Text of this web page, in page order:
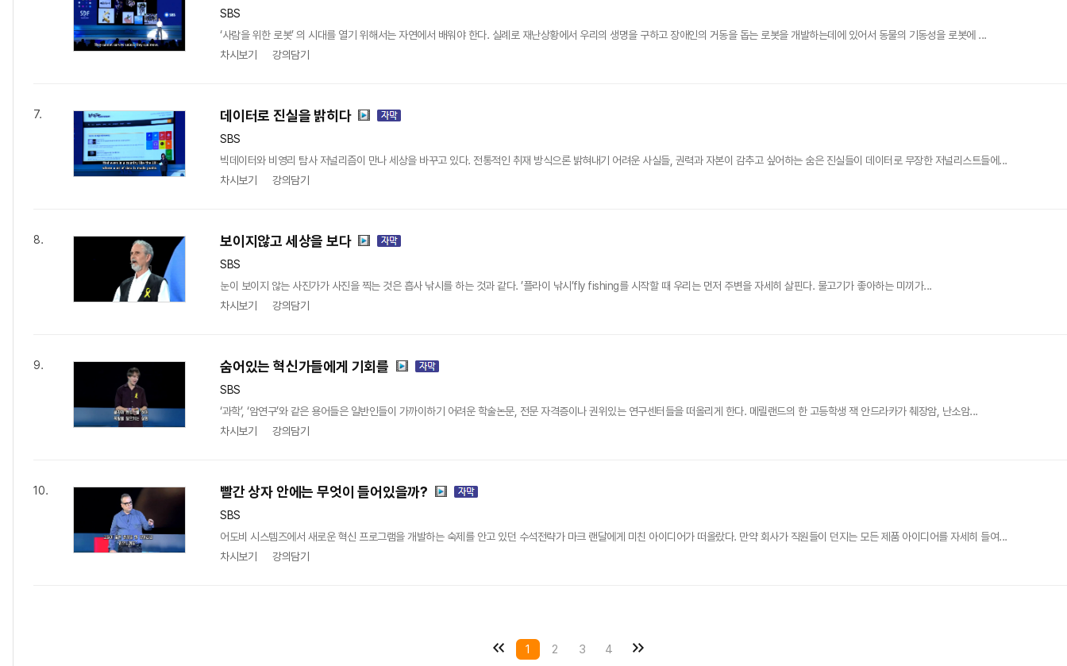
SBS
‘사람을 위한 로봇’ 의 시대를 열기 위해서는 자연에서 배워야 한다. 실례로 재난상황에서 우리의 생명을 구하고 장애인의 거동을 돕는 로봇을 개발하는데에 있어서 동물의 기동성을 로봇에 ...
차시보기
강의담기
7. 데이터로 진실을 밝히다
SBS
빅데이터와 비영리 탐사 저널리즘이 만나 세상을 바꾸고 있다. 전통적인 취재 방식으론 밝혀내기 어려운 사실들, 권력과 자본이 감추고 싶어하는 숨은 진실들이 데이터로 무장한 저널리스트들에...
차시보기
강의담기
8. 보이지않고 세상을 보다
SBS
눈이 보이지 않는 사진가가 사진을 찍는 것은 흡사 낚시를 하는 것과 같다. ’플라이 낚시’fly fishing를 시작할 때 우리는 먼저 주변을 자세히 살핀다. 물고기가 좋아하는 미끼가...
차시보기
강의담기
9. 숨어있는 혁신가들에게 기회를
SBS
‘과학’, ‘암연구’와 같은 용어들은 일반인들이 가까이하기 어려운 학술논문, 전문 자격증이나 권위있는 연구센터들을 떠올리게 한다. 메릴랜드의 한 고등학생 잭 안드라카가 췌장암, 난소암...
차시보기
강의담기
10. 빨간 상자 안에는 무엇이 들어있을까?
SBS
어도비 시스템즈에서 새로운 혁신 프로그램을 개발하는 숙제를 안고 있던 수석전략가 마크 랜달에게 미친 아이디어가 떠올랐다. 만약 회사가 직원들이 던지는 모든 제품 아이디어를 자세히 들여...
차시보기
강의담기
1 2 3 4